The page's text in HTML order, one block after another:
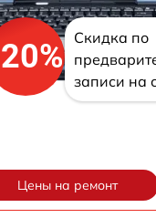
Скидка по
записи на
Цены на ремонт